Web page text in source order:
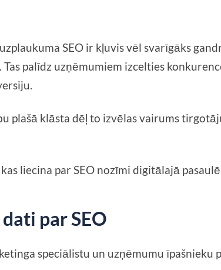
SEO ir kļuvis vēl svarīgāks
palīdz uzņēmumiem izcelties
plašā klāsta dēļ to izvēlas vairums
liecina par SEO nozīmi digitālajā pasaulē.
par SEO
speciālistu un uzņēmumu īpašnieku